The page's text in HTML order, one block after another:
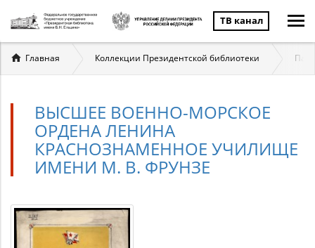
ТВ канал
Вы
здесь
Главная Коллекции Президентской библиотеки
ВЫСШЕЕ ВОЕННО-МОРСКОЕ
ОРДЕНА ЛЕНИНА
КРАСНОЗНАМЕННОЕ УЧИЛИЩЕ
ИМЕНИ М. В. ФРУНЗЕ